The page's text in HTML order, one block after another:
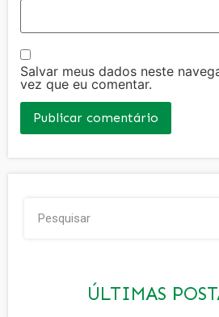
Salvar meus dados neste
vez que eu comentar.
ÚLTIMAS